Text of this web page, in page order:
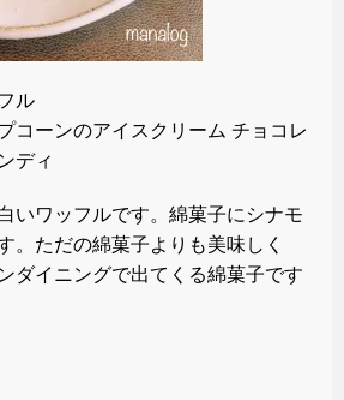
ル
コーンのアイスクリーム チョコレ
ディ
いワッフルです。綿菓子にシナモ
。ただの綿菓子よりも美味しく
ダイニングで出てくる綿菓子です